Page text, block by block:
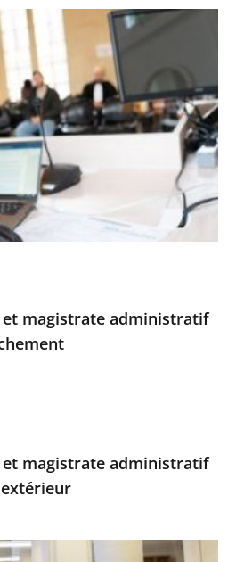
et magistrate administratif
et magistrate administratif